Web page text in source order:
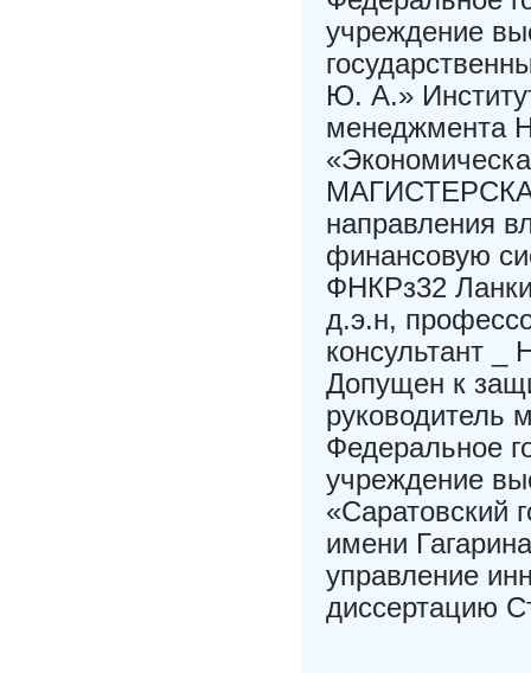
учреждение
Ю. А.»
менеджмента
направления
финансовую
ФНКРз32
д.э.н,
консультант _
Допущен к
руководитель
Федеральное
учреждение
«Саратовский
имени
управление
диссертацию